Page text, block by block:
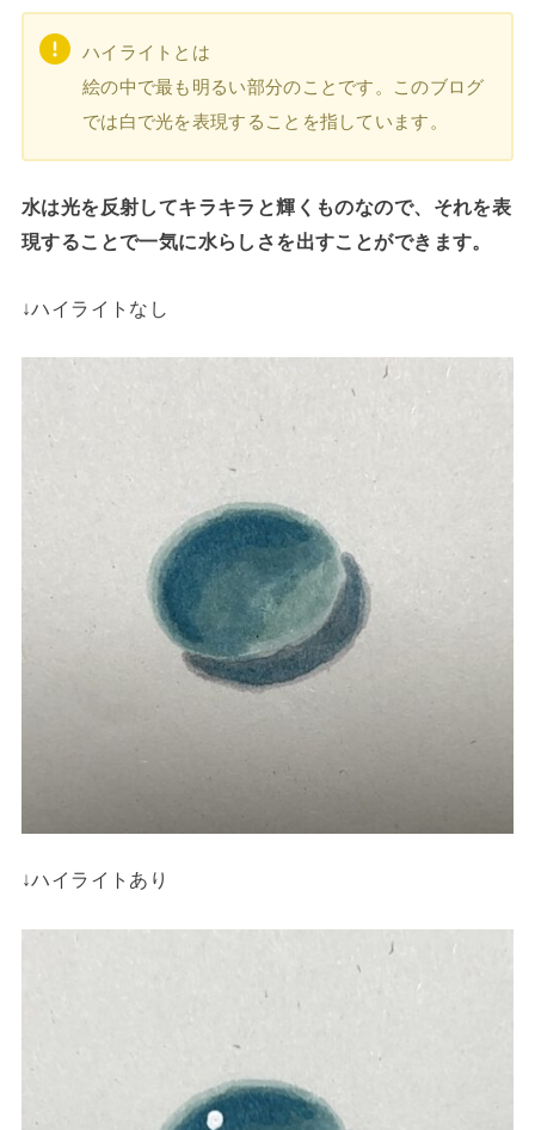
ハイライトとは
絵の中で最も明るい部分のことです。このブログ
では白で光を表現することを指しています。
水は光を反射してキラキラと輝くものなので、それを表
現することで一気に水らしさを出すことができます。
↓ハイライトなし
↓ハイライトあり